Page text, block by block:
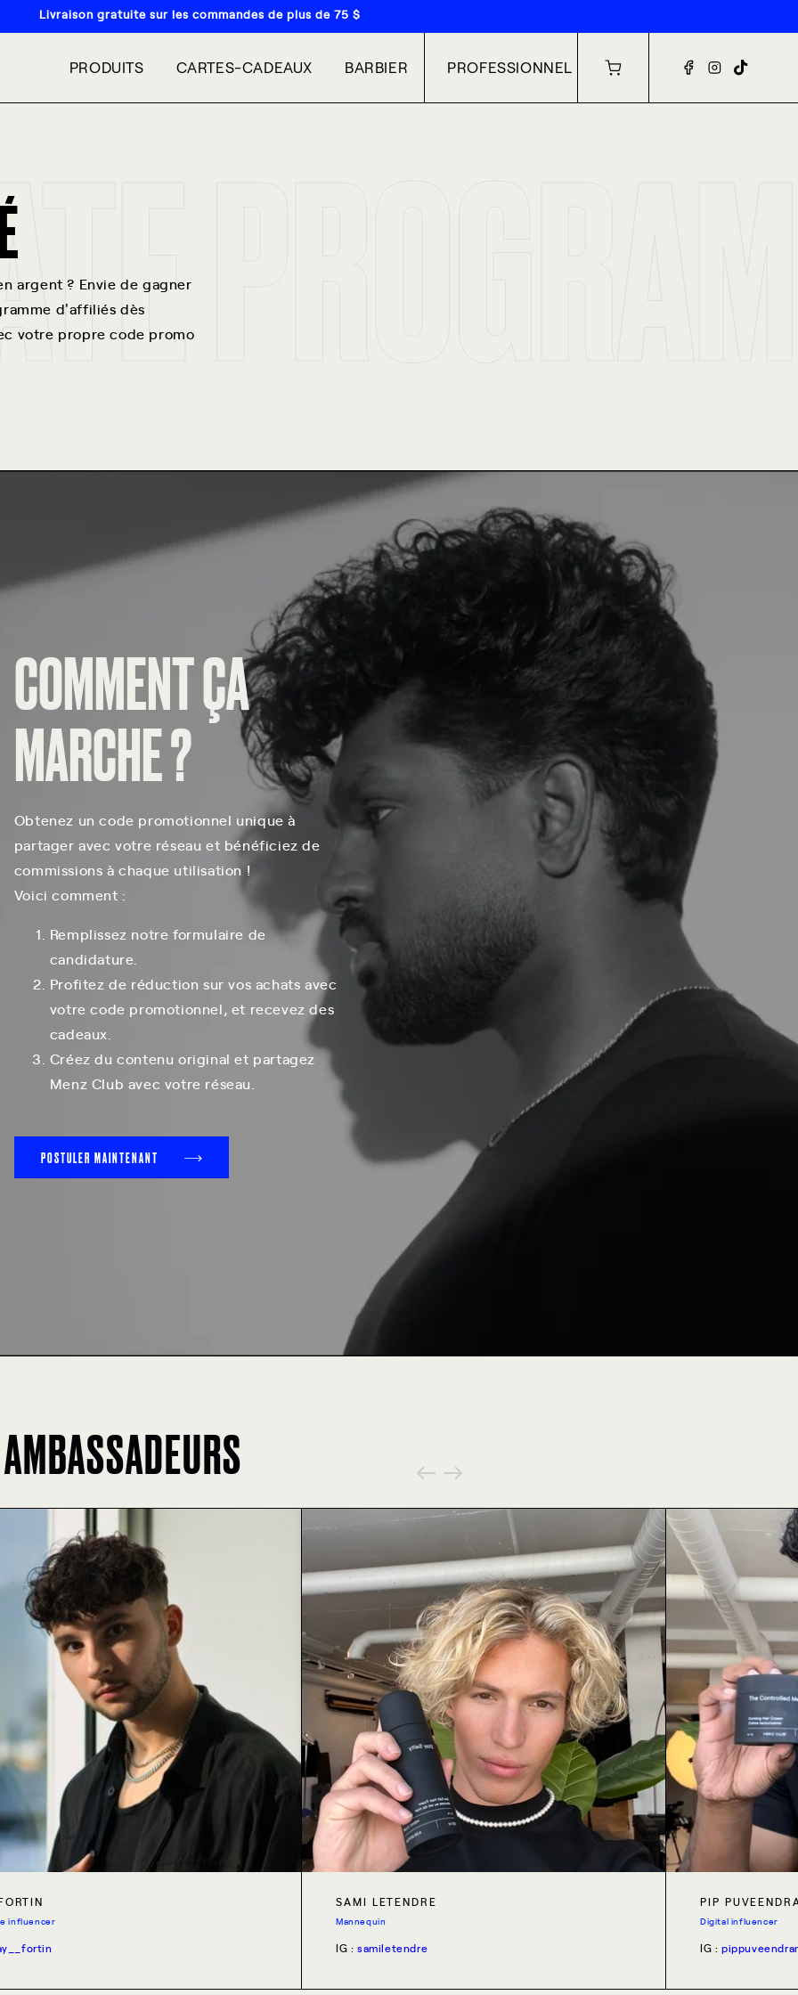
Livraison gratuite sur les commandes de plus de 75 $
PRODUITS CARTES-CADEAUX BARBIER PROFESSIONNEL
Chariot
Facebook
Instagram
TikTok
argent ? Envie de gagner
d'affiliés dès
votre propre code promoPROGRAM
COMMENT ÇA
MARCHE ?
Obtenez un code promotionnel unique à
partager avec votre réseau et bénéficiez de
commissions à chaque utilisation !
Voici comment :
Remplissez notre formulaire de
candidature.
Profitez de réduction sur vos achats avec
votre code promotionnel, et recevez des
cadeaux.
Créez du contenu original et partagez
Menz Club avec votre réseau.
POSTULER MAINTENANT
influencer
SAMI LETENDRE
Mannequin
IG :samiletendre
PIP
Digital influencer
IG :